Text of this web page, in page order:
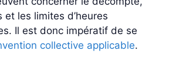
et les limites d’heures
Il est donc impératif de se
collective applicable.